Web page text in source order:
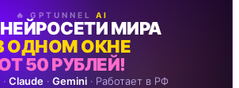
🔥 GPTUNNEL AI
МИРА
ОДНОМ ОКНЕ
50 РУБЛЕЙ!
· Claude · Gemini · Работает в РФ